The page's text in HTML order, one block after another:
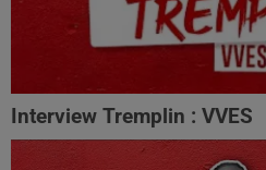
Interview Tremplin : VVES